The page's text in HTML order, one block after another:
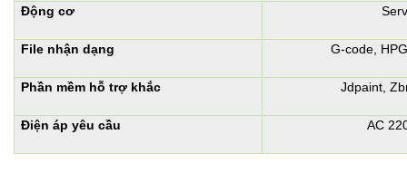
Động cơ
File nhận dạng G-code,
Phần mềm hỗ trợ khắc Jdpaint,
Điện áp yêu cầu AC